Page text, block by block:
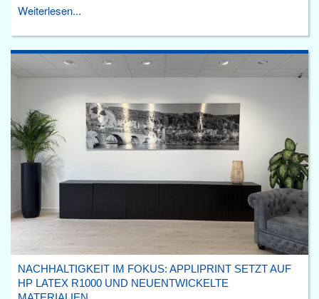
Weiterlesen...
NACHHALTIGKEIT IM FOKUS: APPLIPRINT SETZT AUF
HP LATEX R1000 UND NEUENTWICKELTE